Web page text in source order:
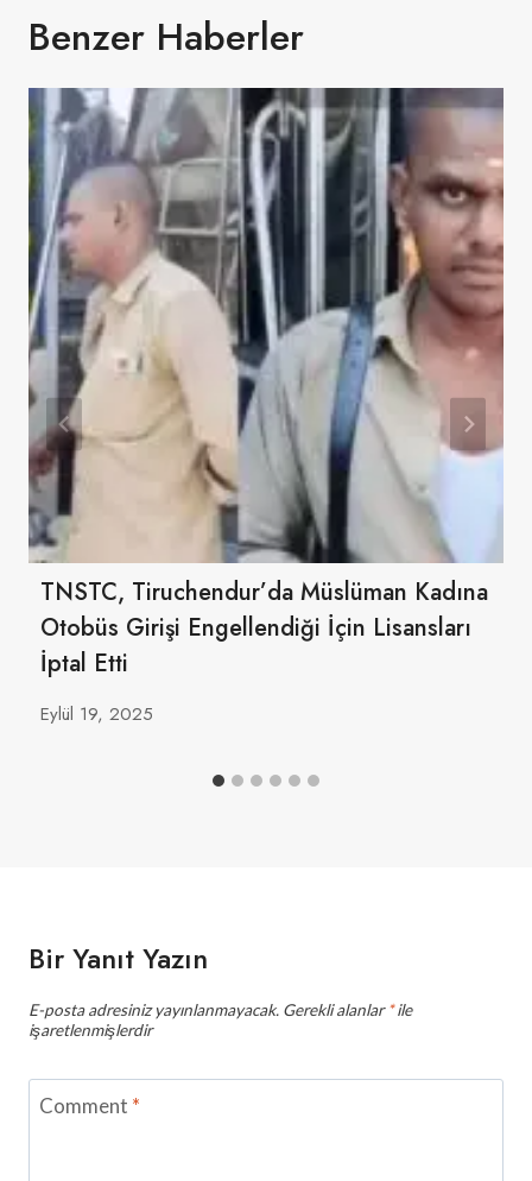
Benzer Haberler
TNSTC, Tiruchendur’da Müslüman Kadına
Otobüs Girişi Engellendiği İçin Lisansları
İptal Etti
Eylül 19, 2025
Bir Yanıt Yazın
E-posta adresiniz yayınlanmayacak. Gerekli alanlar*ile
işaretlenmişlerdir
Comment *